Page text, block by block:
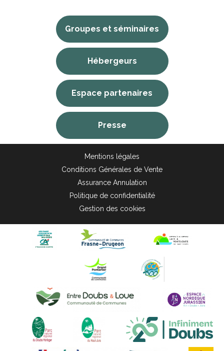
Groupes et séminaires
Hébergeurs
Espace partenaires
Presse
Mentions légales
Conditions Générales de Vente
Assurance Annulation
Politique de confidentialité
Gestion des cookies